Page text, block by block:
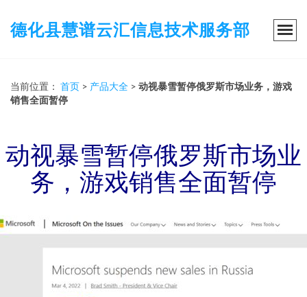
德化县慧谱云汇信息技术服务部
当前位置： 首页 > 产品大全 > 动视暴雪暂停俄罗斯市场业务，游戏
销售全面暂停
动视暴雪暂停俄罗斯市场业
务，游戏销售全面暂停